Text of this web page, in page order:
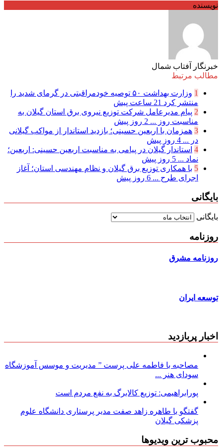
نویسنده
خبرنگار آفتاب شمال
مطالب مرتبط
1
وزارت بهداشت ۵۰ توصیه خودمراقبتی در گرمای شدید را
منتشر کرد 21 ساعت پیش
2 پیام مدیرعامل شركت توزیع نیروی برق استان گیلان به
مناسبت روز ... 2 روز پیش
3 همزمان با اربعین حسینی؛ بازدید استاندار از مواکب گیلانی
در ... 4 روز پیش
4 استاندار گیلان در پیامی به مناسبت اربعین حسینی: اربعین؛
نماد ... 5 روز پیش
5 با همکاری توزیع برق گیلان و نظام مهندسی استان؛ آغاز
اجرای طرح ... 6 روز پیش
بایگانی
بایگانی
روزنامه
روزنامه مشرق
توسعه ایران
اخبار پربازدید
مصاحبه با فاطمه علی پرست ” مدیریت و موسس آموزشگاه
سودای هنر ...
پورابراهیمی: توزیع کالابرگ به نفع مردم است
گفتگو با طاهره زاهد صفت مدیر پرستاری دانشگاه علوم
پزشکی گیلان
محبوب ترین ویدیوها